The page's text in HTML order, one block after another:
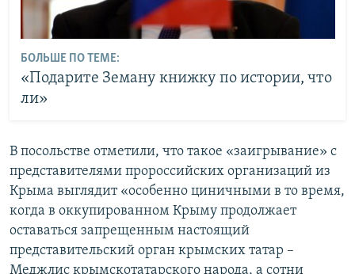
БОЛЬШЕ ПО ТЕМЕ:
«Подарите Земану книжку по истории, что
ли»
В посольстве отметили, что такое «заигрывание» с
представителями пророссийских организаций из
Крыма выглядит «особенно циничными в то время,
когда в оккупированном Крыму продолжает
оставаться запрещенным настоящий
представительский орган крымских татар –
Меджлис крымскотатарского народа, а сотни